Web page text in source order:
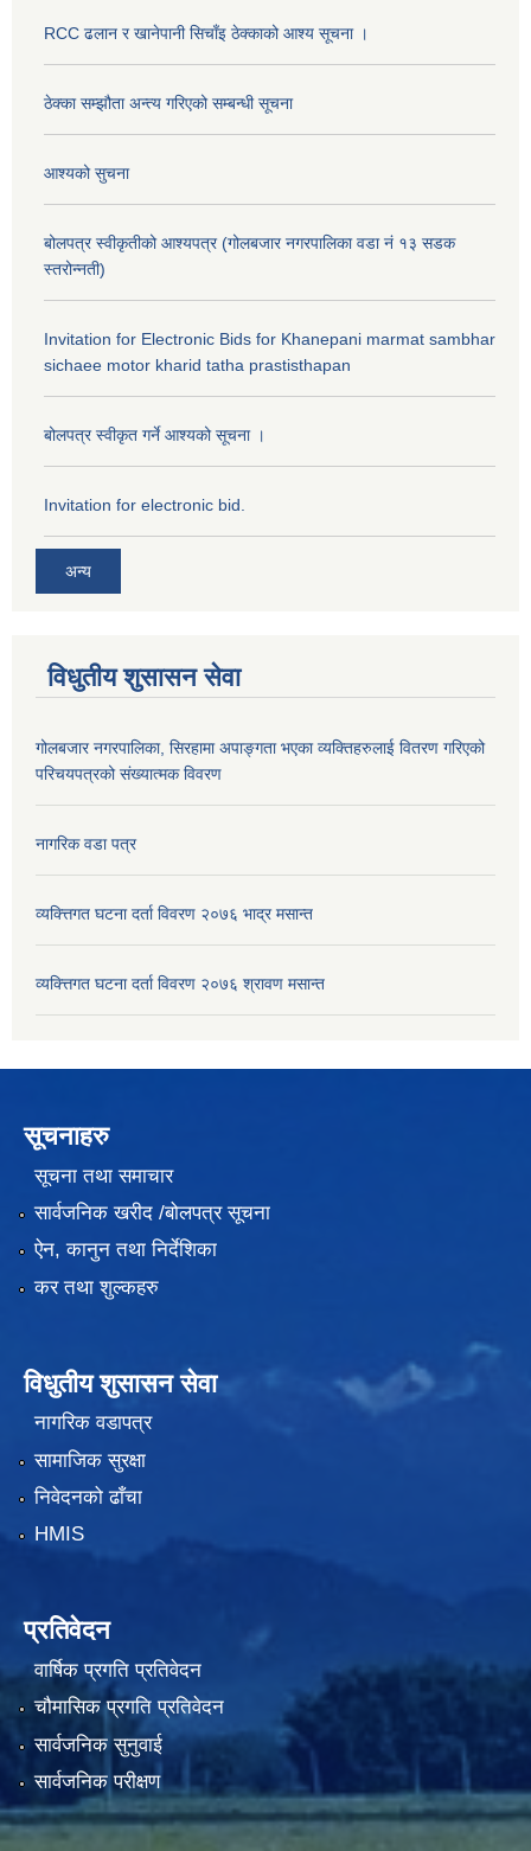
RCC ढलान र खानेपानी सिचाँइ ठेक्काको आश्य सूचना ।
ठेक्का सम्झौता अन्त्य गरिएको सम्बन्धी सूचना
आश्यको सुचना
बोलपत्र स्वीकृतीको आश्यपत्र (गोलबजार नगरपालिका वडा नं १३ सडक
स्तरोन्नती)
Invitation for Electronic Bids for Khanepani marmat sambhar
sichaee motor kharid tatha prastisthapan
बोलपत्र स्वीकृत गर्ने आश्यको सूचना ।
Invitation for electronic bid.
अन्य
विधुतीय शुसासन सेवा
गोलबजार नगरपालिका, सिरहामा अपाङ्गता भएका व्यक्तिहरुलाई वितरण गरिएको
परिचयपत्रको संख्यात्मक विवरण
नागरिक वडा पत्र
व्यक्त्तिगत घटना दर्ता विवरण २०७६ भाद्र मसान्त
व्यक्त्तिगत घटना दर्ता विवरण २०७६ श्रावण मसान्त
सूचनाहरु
सूचना तथा समाचार
सार्वजनिक खरीद /बोलपत्र सूचना
ऐन, कानुन तथा निर्देशिका
कर तथा शुल्कहरु
विधुतीय शुसासन सेवा
नागरिक वडापत्र
सामाजिक सुरक्षा
निवेदनको ढाँचा
HMIS
प्रतिवेदन
वार्षिक प्रगति प्रतिवेदन
चौमासिक प्रगति प्रतिवेदन
सार्वजनिक सुनुवाई
सार्वजनिक परीक्षण